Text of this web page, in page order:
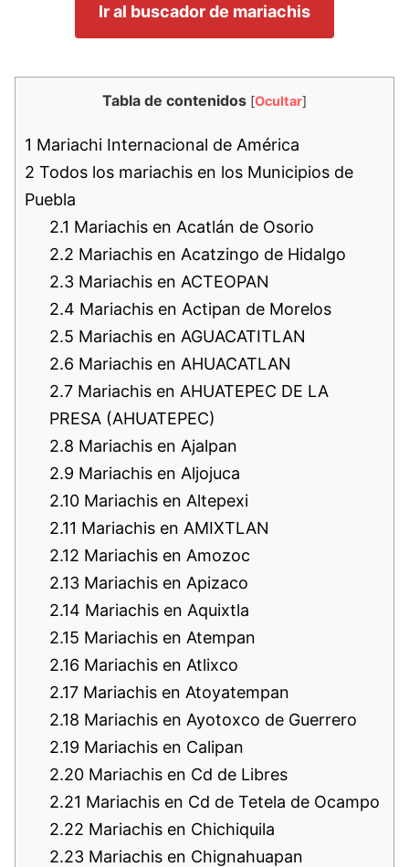
Ir al buscador de mariachis
Tabla de contenidos [Ocultar]
1 Mariachi Internacional de América
2 Todos los mariachis en los Municipios de
Puebla
2.1 Mariachis en Acatlán de Osorio
2.2 Mariachis en Acatzingo de Hidalgo
2.3 Mariachis en ACTEOPAN
2.4 Mariachis en Actipan de Morelos
2.5 Mariachis en AGUACATITLAN
2.6 Mariachis en AHUACATLAN
2.7 Mariachis en AHUATEPEC DE LA
PRESA (AHUATEPEC)
2.8 Mariachis en Ajalpan
2.9 Mariachis en Aljojuca
2.10 Mariachis en Altepexi
2.11 Mariachis en AMIXTLAN
2.12 Mariachis en Amozoc
2.13 Mariachis en Apizaco
2.14 Mariachis en Aquixtla
2.15 Mariachis en Atempan
2.16 Mariachis en Atlixco
2.17 Mariachis en Atoyatempan
2.18 Mariachis en Ayotoxco de Guerrero
2.19 Mariachis en Calipan
2.20 Mariachis en Cd de Libres
2.21 Mariachis en Cd de Tetela de Ocampo
2.22 Mariachis en Chichiquila
2.23 Mariachis en Chignahuapan